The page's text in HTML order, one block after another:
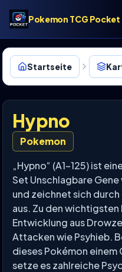
Pokemon TCG Pocket
Startseite
Hypno
Pokemon
„Hypno“ (A1-125) ist
Set Unschlagbare
und zeichnet sich
aus. Zu den
Entwicklung aus
Attacken wie Psyhieb.
dieses Pokémon einem
setze es zahlreiche